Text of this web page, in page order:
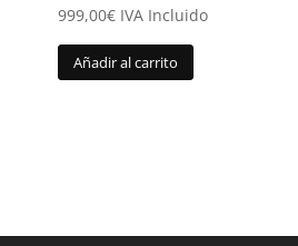
999,00€ IVA Incluido
Añadir al carrito